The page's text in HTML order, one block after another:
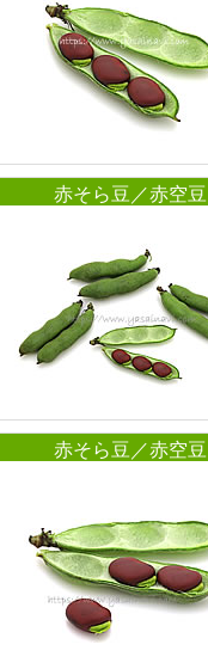
赤そら豆／赤空豆
赤そら豆／赤空豆